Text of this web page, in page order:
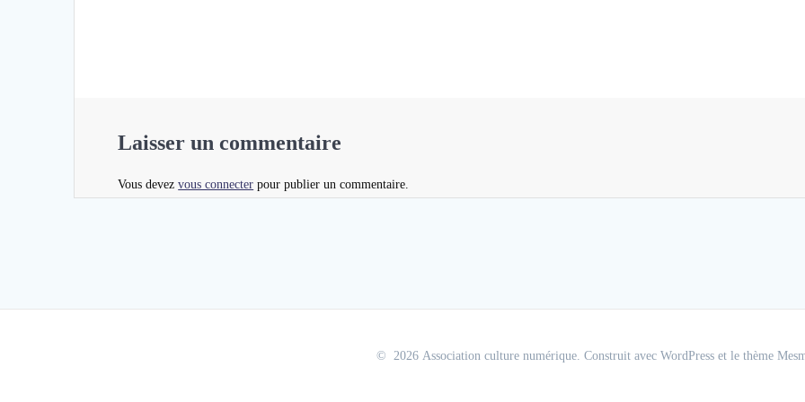
Laisser un commentaire
Vous devezvous connecter pour publier un commentaire.
© 2026 Association culture numérique. Construit avec WordPress et le thème